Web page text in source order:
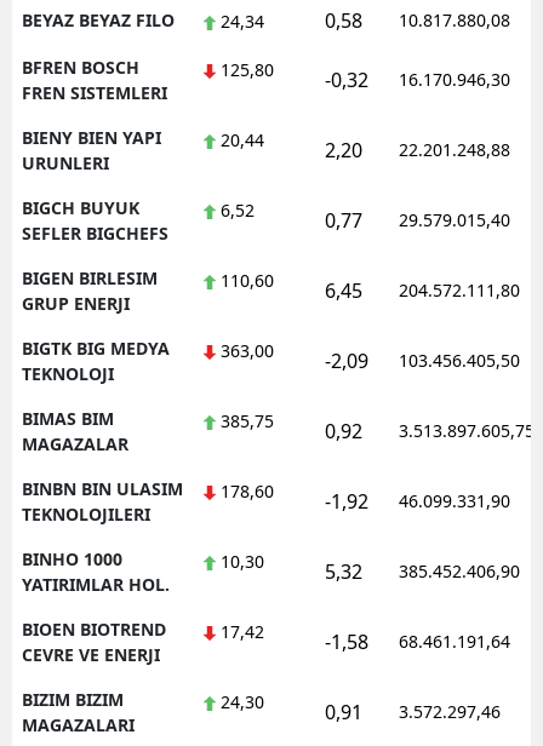
BEYAZ BEYAZ FILO 24,34 0,58 10.817.880,08
BFREN BOSCH
FREN SISTEMLERI
125,80 -0,32 16.170.946,30
BIENY BIEN YAPI
URUNLERI
20,44 2,20 22.201.248,88
BIGCH BUYUK
SEFLER BIGCHEFS
6,52 0,77 29.579.015,40
BIGEN BIRLESIM
GRUP ENERJI
110,60 6,45 204.572.111,80
BIGTK BIG MEDYA
TEKNOLOJI
363,00 -2,09 103.456.405,50
BIMAS BIM
MAGAZALAR
385,75 0,92 3.513.897.605,75
BINBN BIN ULASIM
TEKNOLOJILERI
178,60 -1,92 46.099.331,90
BINHO 1000
YATIRIMLAR HOL.
10,30 5,32 385.452.406,90
BIOEN BIOTREND
CEVRE VE ENERJI
17,42 -1,58 68.461.191,64
BIZIM BIZIM
MAGAZALARI
24,30 0,91 3.572.297,46